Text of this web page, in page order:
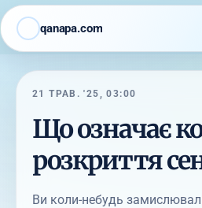
qanapa.com
21 ТРАВ. '25, 03:00
Що означає
розкриття
Ви коли-небудь